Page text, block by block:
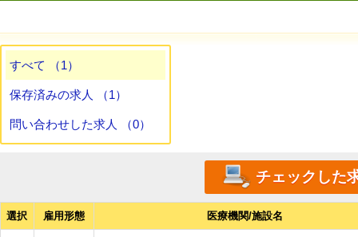
すべて （1）
保存済みの求人 （1）
問い合わせした求人 （0）
選択 雇用形態 医療機関/施設名